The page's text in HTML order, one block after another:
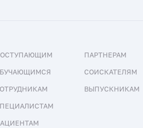
ПАРТНЕРАМ
СОИСКАТЕЛЯМ
ВЫПУСКНИКАМ